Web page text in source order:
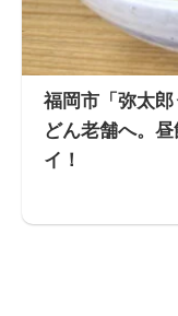
福岡市「弥太
どん老舗へ。
イ！